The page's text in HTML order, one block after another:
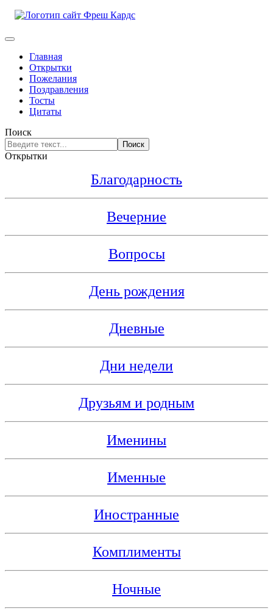
Главная
Открытки
Пожелания
Поздравления
Тосты
Цитаты
Поиск
Поиск
Открытки
Благодарность
Вечерние
Вопросы
День рождения
Дневные
Дни недели
Друзьям и родным
Именины
Именные
Иностранные
Комплименты
Ночные